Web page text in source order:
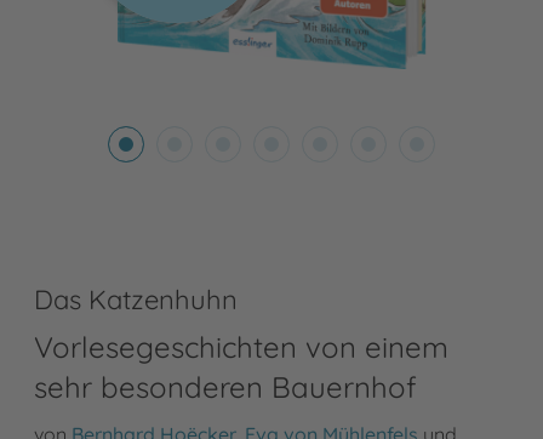
Das Katzenhuhn
Vorlesegeschichten von einem
sehr besonderen Bauernhof
von Bernhard Hoëcker Eva von Mühlenfels und